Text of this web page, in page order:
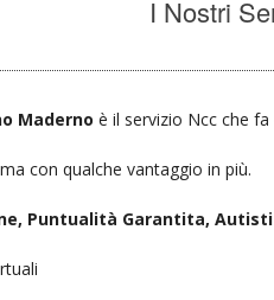
I Nostri
Madernoè il servizio Ncc che
con qualche vantaggio in più.
Puntualità Garantita,